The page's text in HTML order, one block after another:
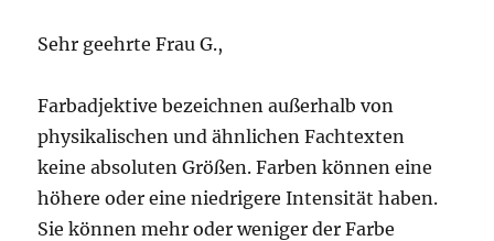
Sehr geehrte Frau G.,
Farbadjektive bezeichnen außerhalb von
physikalischen und ähnlichen Fachtexten
keine absoluten Größen. Farben können eine
höhere oder eine niedrigere Intensität haben.
Sie können mehr oder weniger der Farbe